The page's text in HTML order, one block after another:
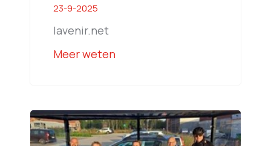
23-9-2025
lavenir.net
Meer weten